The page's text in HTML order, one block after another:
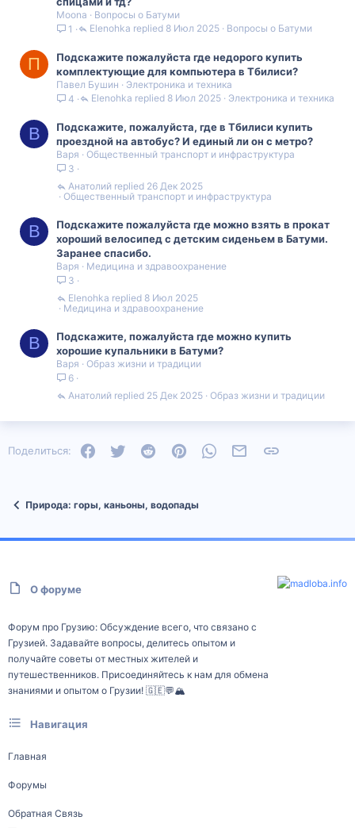
Moona
Вопросы о Батуми
1
Вопросы о Батуми
8 Июл 2025
Elenohka
П
Подскажите пожалуйста где недорого купить
комплектующие для компьютера в Тбилиси?
Павел Бушин
Электроника и техника
4
Электроника и техника
8 Июл 2025
Elenohka
В
Подскажите, пожалуйста, где в Тбилиси купить
проездной на автобус? И единый ли он с метро?
Варя
Общественный транспорт и инфраструктура
3
Общественный транспорт и инфраструктура
26 Дек 2025
Анатолий
В
Подскажите пожалуйста где можно взять в прокат
хороший велосипед с детским сиденьем в Батуми.
Заранее спасибо.
Варя
Медицина и здравоохранение
3
Медицина и здравоохранение
8 Июл 2025
Elenohka
В
Подскажите, пожалуйста где можно купить
хорошие купальники в Батуми?
Варя
Образ жизни и традиции
6
Образ жизни и традиции
25 Дек 2025
Анатолий
Поделиться: FacebookTwitter Reddit PinterestWhatsAppЭлектронная почта
Природа: горы, каньоны, водопады
О форуме
Форум про Грузию: Обсуждение всего, что связано с
Грузией. Задавайте вопросы, делитесь опытом и
получайте советы от местных жителей и
путешественников. Присоединяйтесь к нам для обмена
знаниями и опытом о Грузии! 🇬🇪💬🏔️
Навигация
Главная
Форумы
Обратная Связь